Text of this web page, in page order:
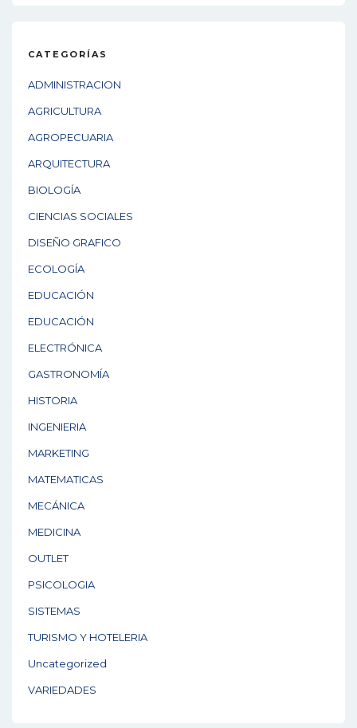
CATEGORÍAS
ADMINISTRACION
AGRICULTURA
AGROPECUARIA
ARQUITECTURA
BIOLOGÍA
CIENCIAS SOCIALES
DISEÑO GRAFICO
ECOLOGÍA
EDUCACIÓN
EDUCACIÓN
ELECTRÓNICA
GASTRONOMÍA
HISTORIA
INGENIERIA
MARKETING
MATEMATICAS
MECÁNICA
MEDICINA
OUTLET
PSICOLOGIA
SISTEMAS
TURISMO Y HOTELERIA
Uncategorized
VARIEDADES